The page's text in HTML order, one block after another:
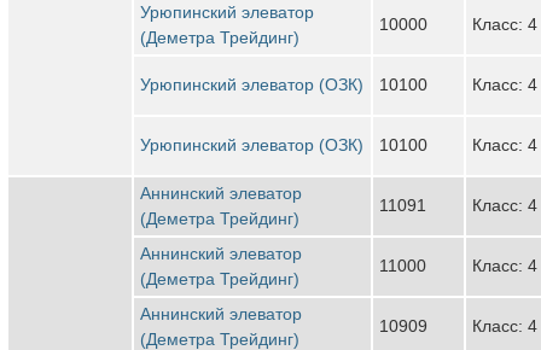
Урюпинский элеватор
(Деметра Трейдинг)
10000 Класс: 4
Урюпинский элеватор (ОЗК) 10100 Класс: 4
Урюпинский элеватор (ОЗК) 10100 Класс: 4
Аннинский элеватор
(Деметра Трейдинг)
11091 Класс: 4
Аннинский элеватор
(Деметра Трейдинг)
11000 Класс: 4
Аннинский элеватор
(Деметра Трейдинг)
10909 Класс: 4